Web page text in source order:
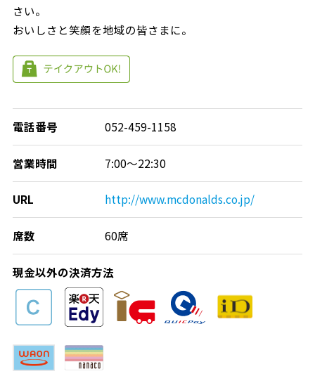
さい。
おいしさと笑顔を地域の皆さまに。
電話番号 052-459-1158
営業時間 7:00～22:30
URL http://www.mcdonalds.co.jp/
席数 60席
現金以外の決済方法